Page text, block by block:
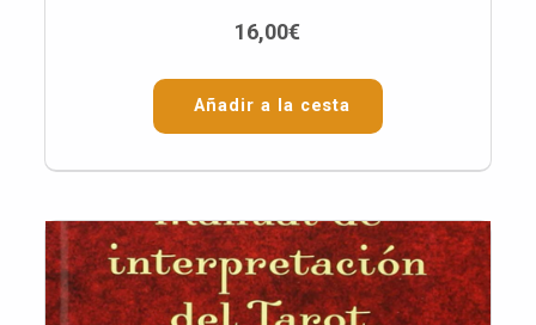
16,00€
Añadir a la cesta